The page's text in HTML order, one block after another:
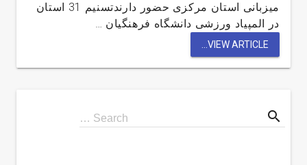
میزبانی استان مرکزی حضور دارندتسنیم 31 استان
در المپیاد ورزشی دانشگاه فرهنگیان …
VIEW ARTICLE...
Search
for
Search … search